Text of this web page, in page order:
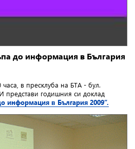
до информация в България
в пресклуба на БTA - бул.
представи годишния си доклад
информация в България 2009”.